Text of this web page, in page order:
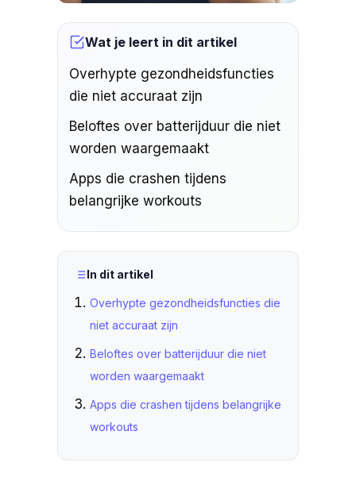
Wat je leert in dit artikel
Overhypte gezondheidsfuncties
die niet accuraat zijn
Beloftes over batterijduur die niet
worden waargemaakt
Apps die crashen tijdens
belangrijke workouts
In dit artikel
Overhypte gezondheidsfuncties die
niet accuraat zijn
Beloftes over batterijduur die niet
worden waargemaakt
Apps die crashen tijdens belangrijke
workouts